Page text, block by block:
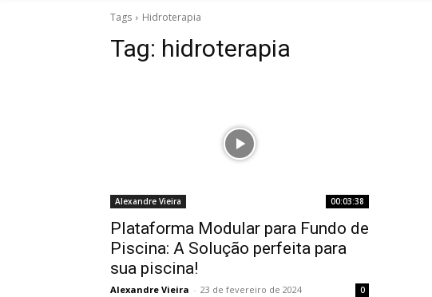
Tags Hidroterapia
Tag: hidroterapia
Alexandre Vieira 00:03:38
Plataforma Modular para Fundo de
Piscina: A Solução perfeita para
sua piscina!
Alexandre Vieira - 23 de fevereiro de 2024 0